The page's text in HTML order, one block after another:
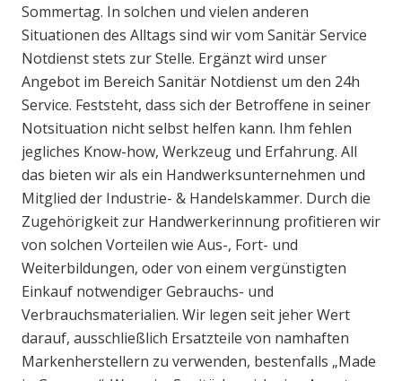
Sommertag. In solchen und vielen anderen
Situationen des Alltags sind wir vom Sanitär Service
Notdienst stets zur Stelle. Ergänzt wird unser
Angebot im Bereich Sanitär Notdienst um den 24h
Service. Feststeht, dass sich der Betroffene in seiner
Notsituation nicht selbst helfen kann. Ihm fehlen
jegliches Know-how, Werkzeug und Erfahrung. All
das bieten wir als ein Handwerksunternehmen und
Mitglied der Industrie- & Handelskammer. Durch die
Zugehörigkeit zur Handwerkerinnung profitieren wir
von solchen Vorteilen wie Aus-, Fort- und
Weiterbildungen, oder von einem vergünstigten
Einkauf notwendiger Gebrauchs- und
Verbrauchsmaterialien. Wir legen seit jeher Wert
darauf, ausschließlich Ersatzteile von namhaften
Markenherstellern zu verwenden, bestenfalls „Made